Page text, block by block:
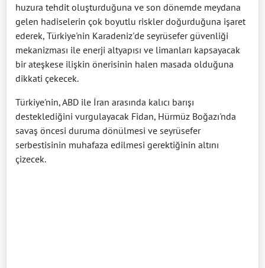
huzura tehdit oluşturduğuna ve son dönemde meydana
gelen hadiselerin çok boyutlu riskler doğurduğuna işaret
ederek, Türkiye'nin Karadeniz'de seyrüsefer güvenliği
mekanizması ile enerji altyapısı ve limanları kapsayacak
bir ateşkese ilişkin önerisinin halen masada olduğuna
dikkati çekecek.
Türkiye'nin, ABD ile İran arasında kalıcı barışı
desteklediğini vurgulayacak Fidan, Hürmüz Boğazı'nda
savaş öncesi duruma dönülmesi ve seyrüsefer
serbestisinin muhafaza edilmesi gerektiğinin altını
çizecek.